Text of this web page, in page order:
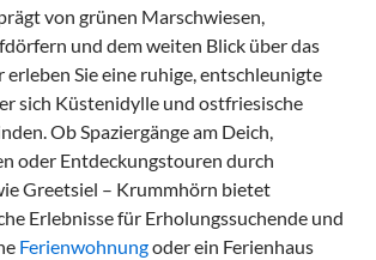
von grünen Marschwiesen,
und dem weiten Blick über das
Sie eine ruhige, entschleunigte
sich Küstenidylle und ostfriesische
Ob Spaziergänge am Deich,
oder Entdeckungstouren durch
Greetsiel – Krummhörn bietet
Erlebnisse für Erholungssuchende und
Ferienwohnungoder ein Ferienhaus